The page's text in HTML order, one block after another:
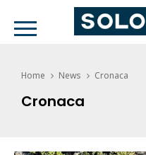
Home News Cronaca
Cronaca